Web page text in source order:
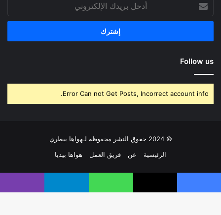
بريدك
الإلكتروني
Follow us
Error Can not Get Posts, Incorrect account info.
© 2024 حقوق النشر محفوظة لـهواها بيطري
الرئيسية
عن فريق العمل هواها بيديا
فيسبوك ‫X واتساب تيلقرام ڤايبر